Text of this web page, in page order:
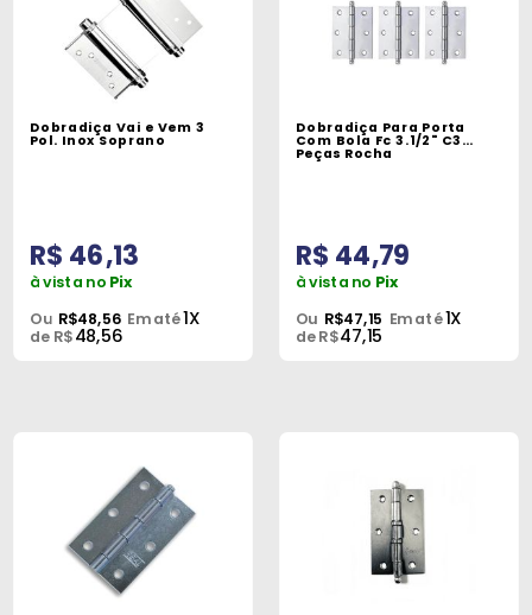
Dobradiça Vai e Vem 3
Pol. Inox Soprano
R$ 46,13
à vista no Pix
Ou R$48,56 Em até1X
de R$48,56
Dobradiça Para Porta
Com Bola Fc 3.1/2" C3
Peças Rocha
R$ 44,79
à vista no Pix
Ou R$47,15 Em até1X
de R$47,15